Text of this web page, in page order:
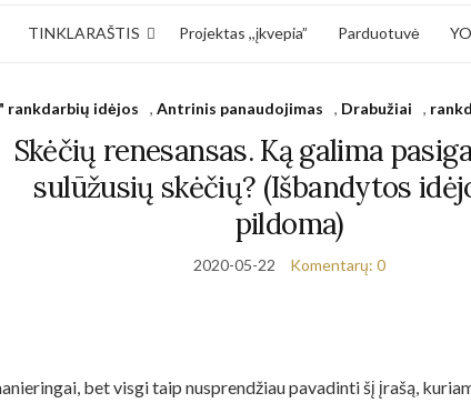
TINKLARAŠTIS Projektas ,,įkvepia” Parduotuvė
rankdarbių idėjos ,Antrinis panaudojimas , Drabužiai ,
Skėčių renesansas. Ką galima
sulūžusių skėčių? (Išbandytos
pildoma)
2020-05-22 Komentarų: 0
bet visgi taip nusprendžiau pavadinti šį įrašą,